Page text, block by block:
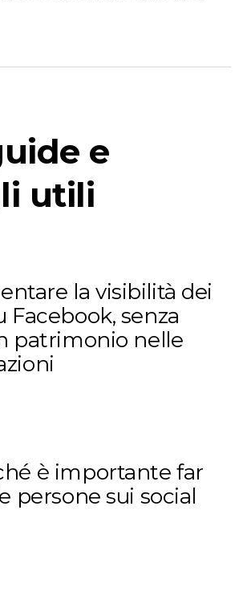
e
utili
la visibilità dei
Facebook, senza
patrimonio nelle
è importante far
persone sui social